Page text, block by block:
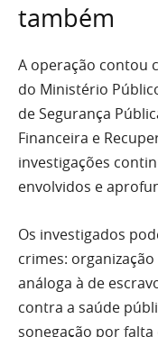
também
A operação contou
do Ministério
de Segurança
Financeira e
investigações
envolvidos e
Os investigados
crimes:
análoga à de
contra a saúde
sonegação por